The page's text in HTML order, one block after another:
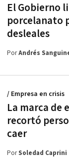
El Gobierno
porcelanato
desleales
PorAndrés
La marca de
recortó
caer
/ Empresa en crisis
PorSoledad Caprini